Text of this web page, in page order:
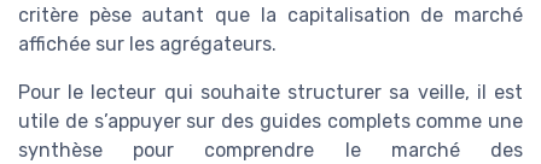
critère pèse autant que la capitalisation de marché
affichée sur les agrégateurs.
Pour le lecteur qui souhaite structurer sa veille, il est
utile de s’appuyer sur des guides complets comme une
synthèse pour comprendre le marché des